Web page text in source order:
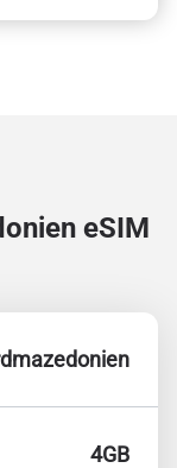
eSIM
4GB